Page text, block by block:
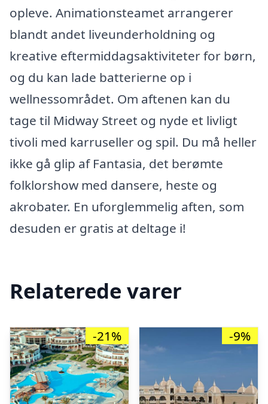
opleve. Animationsteamet arrangerer
blandt andet liveunderholdning og
kreative eftermiddagsaktiviteter for børn,
og du kan lade batterierne op i
wellnessområdet. Om aftenen kan du
tage til Midway Street og nyde et livligt
tivoli med karruseller og spil. Du må heller
ikke gå glip af Fantasia, det berømte
folklorshow med dansere, heste og
akrobater. En uforglemmelig aften, som
desuden er gratis at deltage i!
Relaterede varer
-21% -9%